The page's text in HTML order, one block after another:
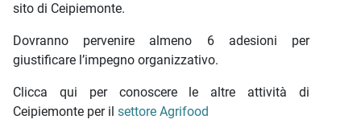
sito di Ceipiemonte.
Dovranno pervenire almeno 6 adesioni per
giustificare l’impegno organizzativo.
Clicca qui per conoscere le altre attività di
Ceipiemonte per il settore Agrifood